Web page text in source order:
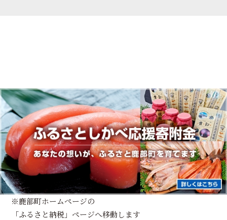
※鹿部町ホームページの
「ふるさと納税」ページへ移動します